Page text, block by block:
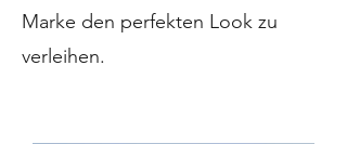
Marke den perfekten Look zu
verleihen.